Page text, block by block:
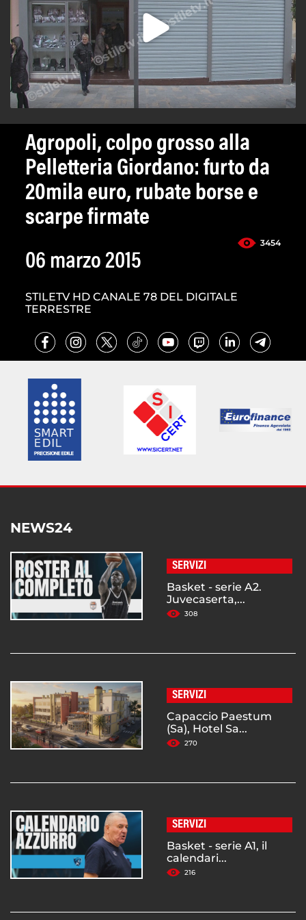
Agropoli, colpo grosso alla
Pelletteria Giordano: furto da
20mila euro, rubate borse e
scarpe firmate
3454
06 marzo 2015
STILETV HD CANALE 78 DEL DIGITALE
TERRESTRE
NEWS24
SERVIZI
Basket - serie A2.
Juvecaserta,...
308
SERVIZI
Capaccio Paestum
(Sa), Hotel Sa...
270
SERVIZI
Basket - serie A1, il
calendari...
216